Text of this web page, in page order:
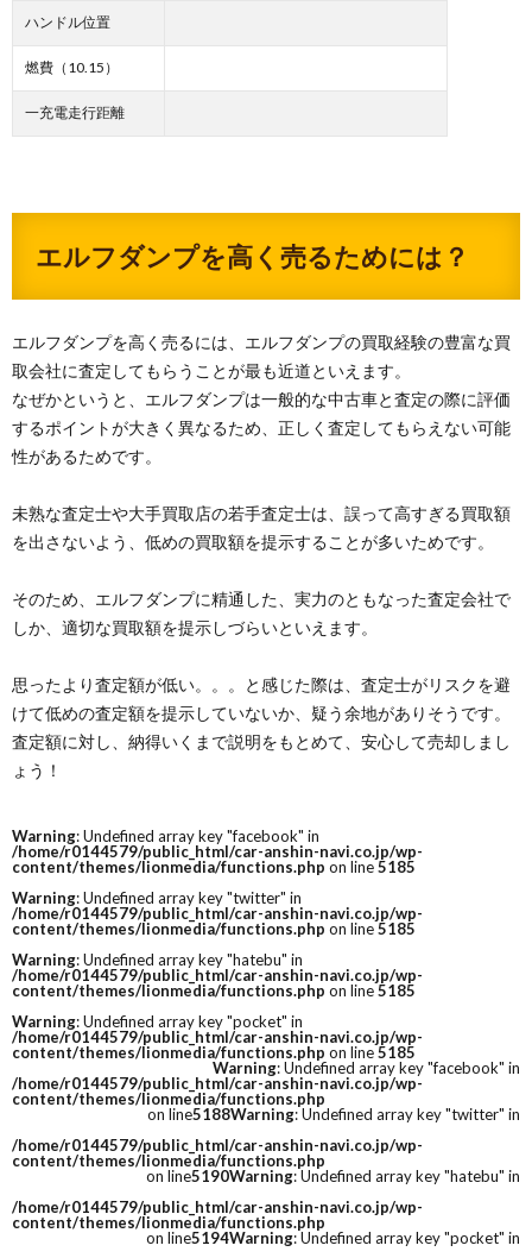
ハンドル位置
燃費（10.15）
一充電走行距離
エルフダンプを高く売るためには？
エルフダンプを高く売るには、エルフダンプの買取経験の豊富な買
取会社に査定してもらうことが最も近道といえます。
なぜかというと、エルフダンプは一般的な中古車と査定の際に評価
するポイントが大きく異なるため、正しく査定してもらえない可能
性があるためです。
未熟な査定士や大手買取店の若手査定士は、誤って高すぎる買取額
を出さないよう、低めの買取額を提示することが多いためです。
そのため、エルフダンプに精通した、実力のともなった査定会社で
しか、適切な買取額を提示しづらいといえます。
思ったより査定額が低い。。。と感じた際は、査定士がリスクを避
けて低めの査定額を提示していないか、疑う余地がありそうです。
査定額に対し、納得いくまで説明をもとめて、安心して売却しまし
ょう！
Warning: Undefined array key "facebook" in
/home/r0144579/public_html/car-anshin-navi.co.jp/wp-
content/themes/lionmedia/functions.php on line5185
Warning: Undefined array key "twitter" in
/home/r0144579/public_html/car-anshin-navi.co.jp/wp-
content/themes/lionmedia/functions.php on line5185
Warning: Undefined array key "hatebu" in
/home/r0144579/public_html/car-anshin-navi.co.jp/wp-
content/themes/lionmedia/functions.php on line5185
Warning: Undefined array key "pocket" in
/home/r0144579/public_html/car-anshin-navi.co.jp/wp-
content/themes/lionmedia/functions.php on line5185
Warning: Undefined array key "facebook" in
/home/r0144579/public_html/car-anshin-navi.co.jp/wp-
content/themes/lionmedia/functions.php
on line5188Warning: Undefined array key "twitter" in
/home/r0144579/public_html/car-anshin-navi.co.jp/wp-
content/themes/lionmedia/functions.php
on line5190Warning: Undefined array key "hatebu" in
/home/r0144579/public_html/car-anshin-navi.co.jp/wp-
content/themes/lionmedia/functions.php
on line5194Warning: Undefined array key "pocket" in